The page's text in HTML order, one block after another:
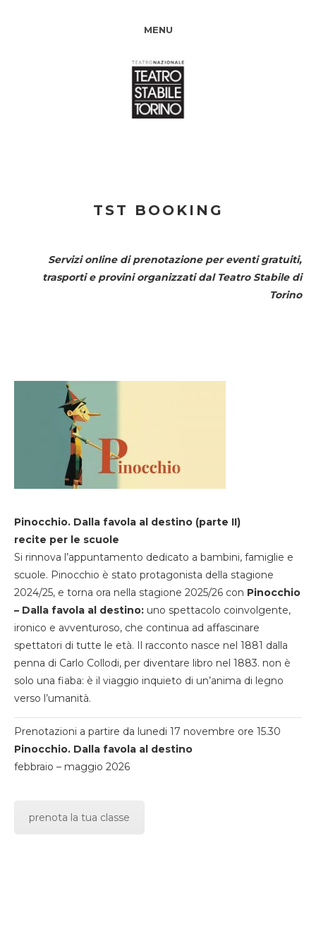
MENU
TST BOOKING
Servizi online di prenotazione per eventi gratuiti,
trasporti e provini organizzati dal Teatro Stabile di
Torino
Pinocchio. Dalla favola al destino (parte II)
recite per le scuole
Si rinnova l’appuntamento dedicato a bambini, famiglie e
scuole. Pinocchio è stato protagonista della stagione
2024/25, e torna ora nella stagione 2025/26 con Pinocchio
– Dalla favola al destino: uno spettacolo coinvolgente,
ironico e avventuroso, che continua ad affascinare
spettatori di tutte le età. Il racconto nasce nel 1881 dalla
penna di Carlo Collodi, per diventare libro nel 1883. non è
solo una fiaba: è il viaggio inquieto di un’anima di legno
verso l’umanità.
Prenotazioni a partire da lunedi 17 novembre ore 15.30
Pinocchio. Dalla favola al destino
febbraio – maggio 2026
prenota la tua classe